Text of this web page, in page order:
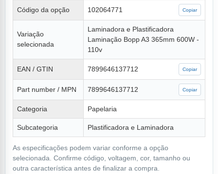
Código da opção 102064771 Copiar
Variação
selecionada
Laminadora e Plastificadora
Laminação Bopp A3 365mm 600W -
110v
EAN / GTIN 7899646137712 Copiar
Part number / MPN 7899646137712 Copiar
Categoria Papelaria
Subcategoria Plastificadora e Laminadora
As especificações podem variar conforme a opção
selecionada. Confirme código, voltagem, cor, tamanho ou
outra característica antes de finalizar a compra.